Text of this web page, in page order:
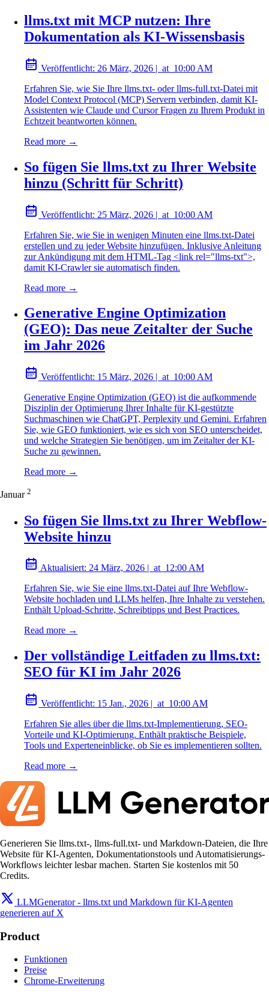
llms.txt mit MCP nutzen: Ihre
Dokumentation als KI-Wissensbasis
Veröffentlicht: 26 März, 2026 | at 10:00 AM
Erfahren Sie, wie Sie Ihre llms.txt- oder llms-full.txt-Datei mit
Model Context Protocol (MCP) Servern verbinden, damit KI-
Assistenten wie Claude und Cursor Fragen zu Ihrem Produkt in
Echtzeit beantworten können.
Read more →
So fügen Sie llms.txt zu Ihrer Website
hinzu (Schritt für Schritt)
Veröffentlicht: 25 März, 2026 | at 10:00 AM
Erfahren Sie, wie Sie in wenigen Minuten eine llms.txt-Datei
erstellen und zu jeder Website hinzufügen. Inklusive Anleitung
zur Ankündigung mit dem HTML-Tag <link rel="llms-txt">,
damit KI-Crawler sie automatisch finden.
Read more →
Generative Engine Optimization
(GEO): Das neue Zeitalter der Suche
im Jahr 2026
Veröffentlicht: 15 März, 2026 | at 10:00 AM
Generative Engine Optimization (GEO) ist die aufkommende
Disziplin der Optimierung Ihrer Inhalte für KI-gestützte
Suchmaschinen wie ChatGPT, Perplexity und Gemini. Erfahren
Sie, wie GEO funktioniert, wie es sich von SEO unterscheidet,
und welche Strategien Sie benötigen, um im Zeitalter der KI-
Suche zu gewinnen.
Read more →
Januar 2
So fügen Sie llms.txt zu Ihrer Webflow-
Website hinzu
Aktualisiert: 24 März, 2026 at 12:00 AM
Erfahren Sie, wie Sie eine llms.txt-Datei auf Ihre Webflow-
Website hochladen und LLMs helfen, Ihre Inhalte zu verstehen.
Enthält Upload-Schritte, Schreibtipps und Best Practices.
Read more →
Der vollständige Leitfaden zu llms.txt:
SEO für KI im Jahr 2026
Veröffentlicht: 15 Jan., 2026 | at 10:00 AM
Erfahren Sie alles über die llms.txt-Implementierung, SEO-
Vorteile und KI-Optimierung. Enthält praktische Beispiele,
Tools und Experteneinblicke, ob Sie es implementieren sollten.
Read more →
Generieren Sie llms.txt-, llms-full.txt- und Markdown-Dateien, die Ihre
Website für KI-Agenten, Dokumentationstools und Automatisierungs-
Workflows leichter lesbar machen. Starten Sie kostenlos mit 50
Credits.
LLMGenerator - llms.txt und Markdown für KI-Agenten
generieren auf X
Product
Funktionen
Preise
Chrome-Erweiterung